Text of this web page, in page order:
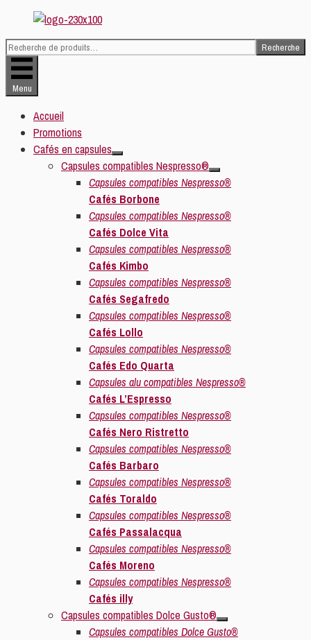
au
contenu
Recherche
pour :
Recherche
Menu
Accueil
Promotions
Cafés en capsules
Capsules compatibles Nespresso®
Capsules compatibles Nespresso®
Cafés Borbone
Capsules compatibles Nespresso®
Cafés Dolce Vita
Capsules compatibles Nespresso®
Cafés Kimbo
Capsules compatibles Nespresso®
Cafés Segafredo
Capsules compatibles Nespresso®
Cafés Lollo
Capsules compatibles Nespresso®
Cafés Edo Quarta
Capsules alu compatibles Nespresso®
Cafés L’Espresso
Capsules compatibles Nespresso®
Cafés Nero Ristretto
Capsules compatibles Nespresso®
Cafés Barbaro
Capsules compatibles Nespresso®
Cafés Toraldo
Capsules compatibles Nespresso®
Cafés Passalacqua
Capsules compatibles Nespresso®
Cafés Moreno
Capsules compatibles Nespresso®
Cafés illy
Capsules compatibles Dolce Gusto®
Capsules compatibles Dolce Gusto®